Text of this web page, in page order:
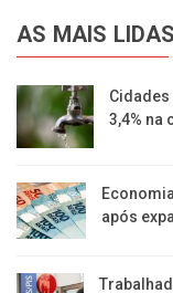
AS MAIS LIDAS
3,4% na
após